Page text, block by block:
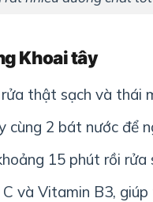
Khoai tây
thật sạch và thái
cùng 2 bát nước để
15 phút rồi rửa
và Vitamin B3,